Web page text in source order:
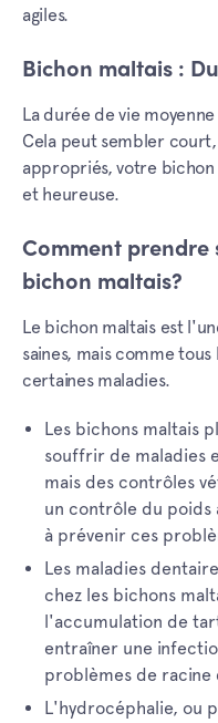
agiles.
Bichon maltais :
La durée de vie
Cela peut sembler
appropriés, votre bichon
et heureuse.
Comment prendre
bichon maltais?
Le bichon maltais est
saines, mais comme
certaines maladies.
Les bichons maltais
souffrir de maladies
mais des contrôles
un contrôle du
à prévenir ces
Les maladies
chez les bichons
l'accumulation de
entraîner une
problèmes de racine
L'hydrocéphalie, ou